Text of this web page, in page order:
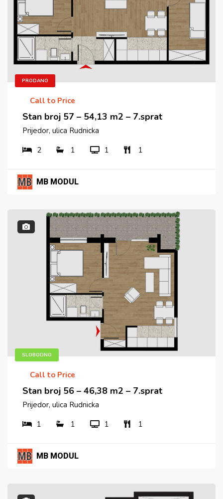
PRODANO
Call to Price
Stan broj 57 – 54,13 m2 – 7.sprat
Prijedor, ulica Rudnicka
2
1 1 1
MB MODUL
SLOBODNO
Call to Price
Stan broj 56 – 46,38 m2 – 7.sprat
Prijedor, ulica Rudnicka
1
1 1 1
MB MODUL